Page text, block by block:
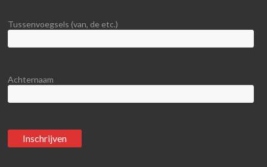
Tussenvoegsels (van, de etc.)
Achternaam